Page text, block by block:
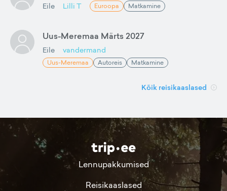
Eile Lilli T Euroopa Matkamine
Uus-Meremaa Märts 2027
Eile vandermand
Uus-Meremaa Autoreis Matkamine
Kõik reisikaaslased
Lennupakkumised
Reisikaaslased